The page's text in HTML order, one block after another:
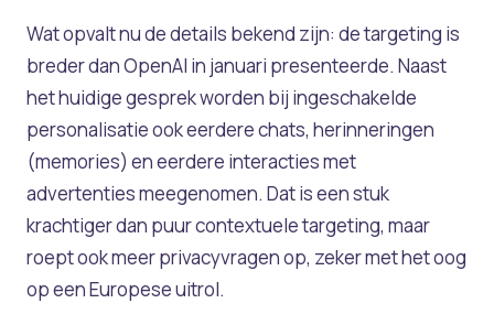
Wat opvalt nu de details bekend zijn: de targeting is
breder dan OpenAI in januari presenteerde. Naast
het huidige gesprek worden bij ingeschakelde
personalisatie ook eerdere chats, herinneringen
(memories) en eerdere interacties met
advertenties meegenomen. Dat is een stuk
krachtiger dan puur contextuele targeting, maar
roept ook meer privacyvragen op, zeker met het oog
op een Europese uitrol.